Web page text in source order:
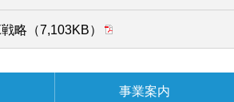
略（7,103KB）
事業案内